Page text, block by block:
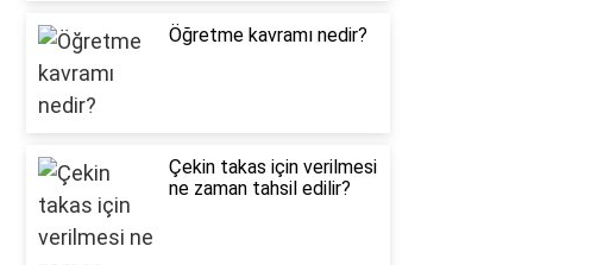
Öğretme kavramı nedir?
Çekin takas için verilmesi
ne zaman tahsil edilir?